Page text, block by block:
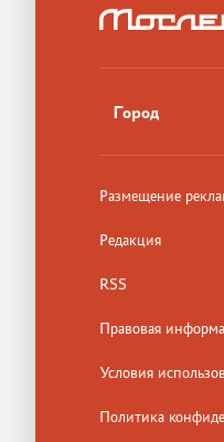
Город
Размещение
Редакция
RSS
Правовая
Условия
Политика